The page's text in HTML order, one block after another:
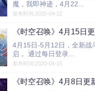
魔，我即神迹，4月22...
发布时间:2020-04-22
《时空召唤》4月15日
4月15日-5月12日，全新战
启， 通过每日登录...
发布时间:2020-04-15
《时空召唤》4月8日更